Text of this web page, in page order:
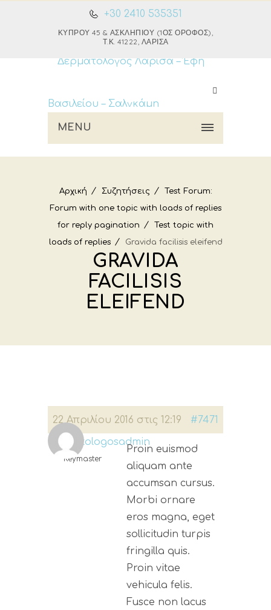
+30 2410 535351
ΚΎΠΡΟΥ 45 & ΑΣΚΛΗΠΙΟΎ (1ΟΣ ΌΡΟΦΟΣ),
Τ.Κ. 41222, ΛΆΡΙΣΑ
MENU
Αρχική Συζητήσεις
Test Forum:
Forum with one topic with loads of replies
for reply pagination
Test topic with
loads of replies
Gravida facilisis eleifend
GRAVIDA
FACILISIS
ELEIFEND
22 Απριλίου 2016 στις 12:19
#7471
dermatologosadmin
Keymaster
Proin euismod
aliquam ante
accumsan cursus.
Morbi ornare
eros magna, eget
sollicitudin turpis
fringilla quis.
Proin vitae
vehicula felis.
Fusce non lacus